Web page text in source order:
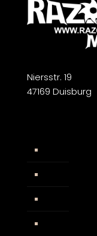
Niersstr. 19
47169 Duisburg